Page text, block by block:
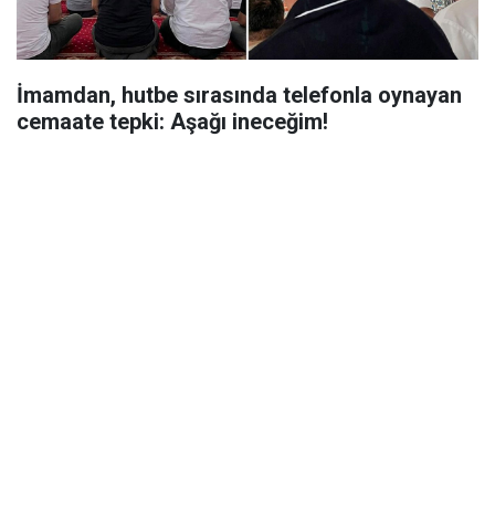
İmamdan, hutbe sırasında telefonla oynayan
cemaate tepki: Aşağı ineceğim!